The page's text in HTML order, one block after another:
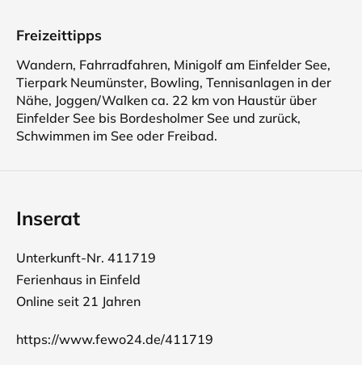
Freizeittipps
Wandern, Fahrradfahren, Minigolf am Einfelder See,
Tierpark Neumünster, Bowling, Tennisanlagen in der
Nähe, Joggen/Walken ca. 22 km von Haustür über
Einfelder See bis Bordesholmer See und zurück,
Schwimmen im See oder Freibad.
Inserat
Unterkunft-Nr. 411719
Ferienhaus in Einfeld
Online seit 21 Jahren
https://www.fewo24.de/411719